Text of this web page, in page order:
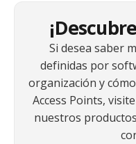
Si desea saber
definidas por
organización y
Access Points,
nuestros